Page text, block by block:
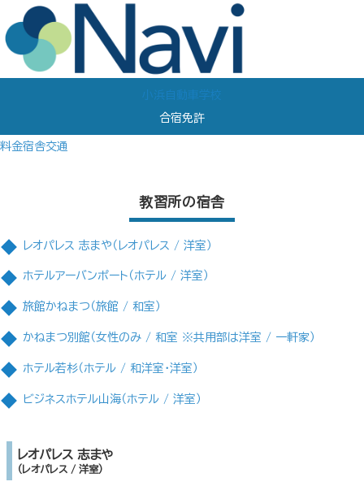
小浜自動車学校
合宿免許
料金宿舎交通
教習所の宿舎
レオパレス 志まや（レオパレス / 洋室）
ホテルアーバンポート（ホテル / 洋室）
旅館かねまつ（旅館 / 和室）
かねまつ別館（女性のみ / 和室 ※共用部は洋室 / 一軒家）
ホテル若杉（ホテル / 和洋室・洋室）
ビジネスホテル山海（ホテル / 洋室）
レオパレス 志まや
（レオパレス / 洋室）